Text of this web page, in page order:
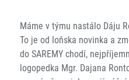
Máme v týmu nastálo Dáju
To je od loňska novinka a
do SAREMY chodí,
logopedka Mgr. Dajana